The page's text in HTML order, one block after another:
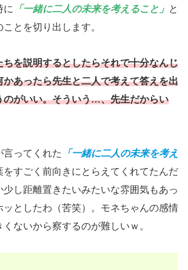
に
「一緒に二人の未来を考えること」 と
とを切り出します。
ちを説明するとしたらそれで十分なんじ
かあったら先生と二人で考えて答えを出
のがいい。そういう…、先生だからい
言ってくれた
「一緒に二人の未来を考え
をすごく前向きにとらえてくれてたんだ
少し距離置きたいみたいな雰囲気もあっ
ッとしたわ（苦笑）。モネちゃんの感情
ないから察するのが難しいｗ。